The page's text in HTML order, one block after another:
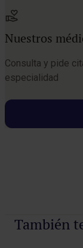
Nuestros
Consulta y pide
especialidad
También